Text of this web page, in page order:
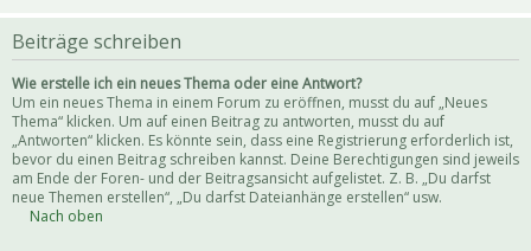
Beiträge schreiben
Wie erstelle ich ein neues Thema oder eine Antwort?
Um ein neues Thema in einem Forum zu eröffnen, musst du auf „Neues
Thema“ klicken. Um auf einen Beitrag zu antworten, musst du auf
„Antworten“ klicken. Es könnte sein, dass eine Registrierung erforderlich ist,
bevor du einen Beitrag schreiben kannst. Deine Berechtigungen sind jeweils
am Ende der Foren- und der Beitragsansicht aufgelistet. Z. B. „Du darfst
neue Themen erstellen“, „Du darfst Dateianhänge erstellen“ usw.
Nach oben